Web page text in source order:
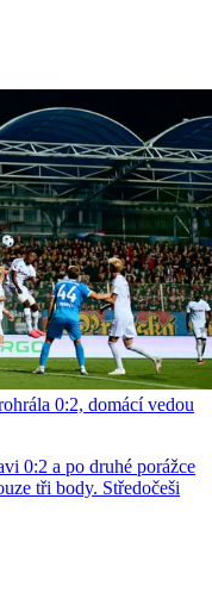
0:2, domácí vedou
0:2 a po druhé porážce
tři body. Středočeši